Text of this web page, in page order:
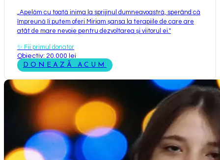
Apelăm cu toată inima la sprijinul dumneavoastră, sperând că
împreună îi putem oferi Miriam șansa la terapiile de care are
atât de mare nevoie pentru dezvoltarea și viitorul ei. "
✨ Fii primul donator
Obiectiv: 20.000 lei
DONEAZĂ ACUM